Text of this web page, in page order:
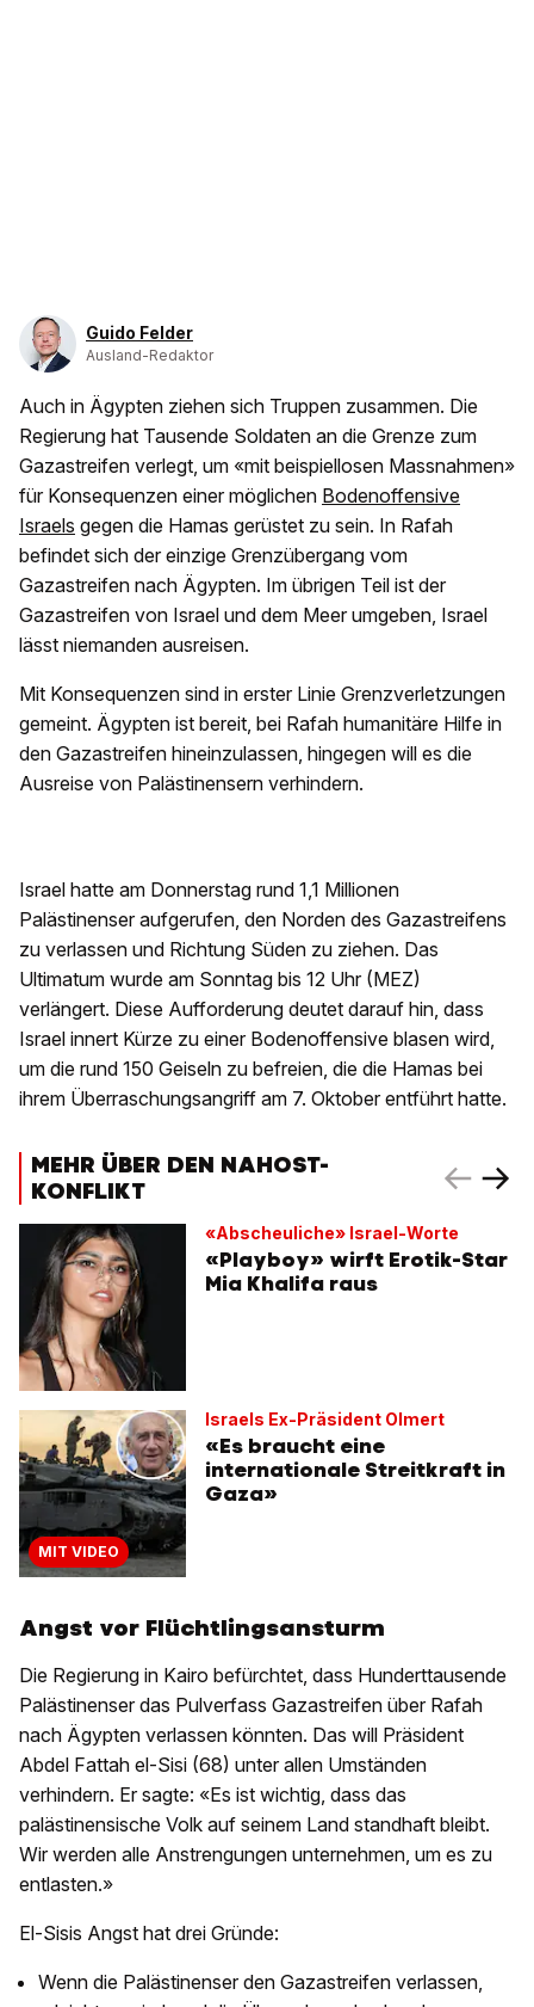
Guido Felder
Ausland-Redaktor
Auch in Ägypten ziehen sich Truppen zusammen. Die
Regierung hat Tausende Soldaten an die Grenze zum
Gazastreifen verlegt, um «mit beispiellosen Massnahmen»
für Konsequenzen einer möglichen Bodenoffensive
Israels gegen die Hamas gerüstet zu sein. In Rafah
befindet sich der einzige Grenzübergang vom
Gazastreifen nach Ägypten. Im übrigen Teil ist der
Gazastreifen von Israel und dem Meer umgeben, Israel
lässt niemanden ausreisen.
Mit Konsequenzen sind in erster Linie Grenzverletzungen
gemeint. Ägypten ist bereit, bei Rafah humanitäre Hilfe in
den Gazastreifen hineinzulassen, hingegen will es die
Ausreise von Palästinensern verhindern.
Israel hatte am Donnerstag rund 1,1 Millionen
Palästinenser aufgerufen, den Norden des Gazastreifens
zu verlassen und Richtung Süden zu ziehen. Das
Ultimatum wurde am Sonntag bis 12 Uhr (MEZ)
verlängert. Diese Aufforderung deutet darauf hin, dass
Israel innert Kürze zu einer Bodenoffensive blasen wird,
um die rund 150 Geiseln zu befreien, die die Hamas bei
ihrem Überraschungsangriff am 7. Oktober entführt hatte.
MEHR ÜBER DEN NAHOST-
KONFLIKT
«Abscheuliche» Israel-Worte
«Playboy» wirft Erotik-Star
Mia Khalifa raus
MIT VIDEO
Israels Ex-Präsident Olmert
«Es braucht eine
internationale Streitkraft in
Gaza»
Angst vor Flüchtlingsansturm
Die Regierung in Kairo befürchtet, dass Hunderttausende
Palästinenser das Pulverfass Gazastreifen über Rafah
nach Ägypten verlassen könnten. Das will Präsident
Abdel Fattah el-Sisi (68) unter allen Umständen
verhindern. Er sagte: «Es ist wichtig, dass das
palästinensische Volk auf seinem Land standhaft bleibt.
Wir werden alle Anstrengungen unternehmen, um es zu
entlasten.»
El-Sisis Angst hat drei Gründe:
Wenn die Palästinenser den Gazastreifen verlassen,